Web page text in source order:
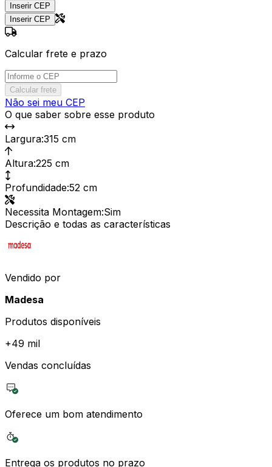
Inserir CEP
Inserir CEP
Calcular frete e prazo
Calcular frete
Não sei meu CEP
O que saber sobre esse produto
Largura:315 cm
Altura:225 cm
Profundidade:52 cm
Necessita Montagem:Sim
Descrição e todas as características
Vendido por
Madesa
Produtos disponíveis
+49 mil
Vendas concluídas
Oferece um bom atendimento
Entrega os produtos no prazo